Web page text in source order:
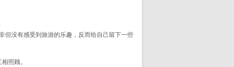
但没有感受到旅游的乐趣，反而给自己留下一些
照顾。